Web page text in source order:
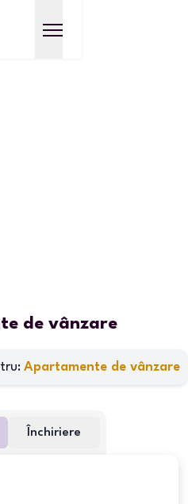
de vânzare
Apartamente de vânzare
Închiriere